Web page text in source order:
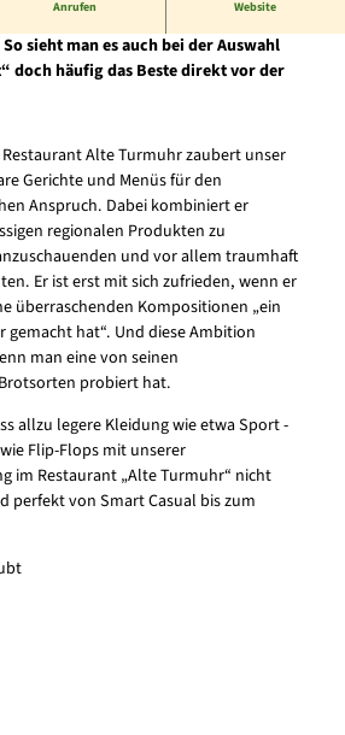
Anrufen Website
sieht man es auch bei der Auswahl
doch häufig das Beste direkt vor der
Alte Turmuhr zaubert unser
Gerichte und Menüs für den
Anspruch. Dabei kombiniert er
regionalen Produkten zu
und vor allem traumhaft
Er ist erst mit sich zufrieden, wenn er
überraschenden Kompositionen „ein
gemacht hat“. Und diese Ambition
man eine von seinen
probiert hat.
allzu legere Kleidung wie etwa Sport -
Flip-Flops mit unserer
im Restaurant „Alte Turmuhr“ nicht
perfekt von Smart Casual bis zum